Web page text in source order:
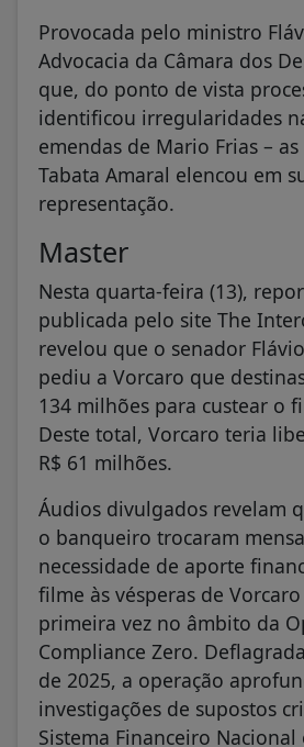
Provocada pelo ministro
Advocacia da Câmara dos
que, do ponto de vista
identificou irregularidades
emendas de Mario Frias –
Tabata Amaral elencou em
representação.
Master
Nesta quarta-feira (13),
publicada pelo site The
revelou que o senador
pediu a Vorcaro que
134 milhões para custear o
Deste total, Vorcaro teria
R$ 61 milhões.
Áudios divulgados revelam
o banqueiro trocaram
necessidade de aporte
filme às vésperas de
primeira vez no âmbito da
Compliance Zero.
de 2025, a operação
investigações de supostos
Sistema Financeiro